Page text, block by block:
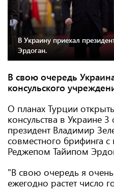
В Украину приехал
Эрдоган.
В свою очередь
консульского
О планах Турции
консульства в Украине
президент Владимир
совместного брифинга
Реджепом Тайипом
"В свою очередь я
ежегодно растет число